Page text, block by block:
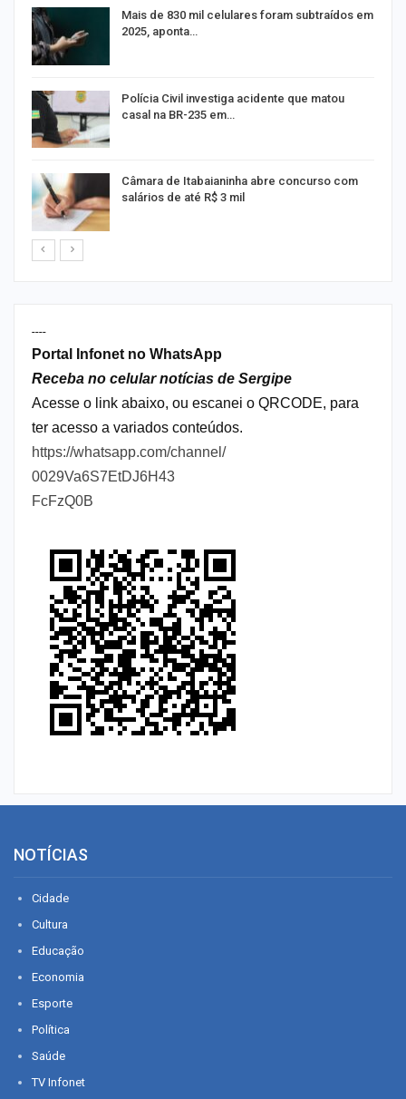
Mais de 830 mil celulares foram subtraídos em
2025, aponta…
Polícia Civil investiga acidente que matou
casal na BR-235 em…
Câmara de Itabaianinha abre concurso com
salários de até R$ 3 mil
----
Portal Infonet no WhatsApp
Receba no celular notícias de Sergipe
Acesse o link abaixo, ou escanei o QRCODE, para
ter acesso a variados conteúdos.
https://whatsapp.com/channel/
0029Va6S7EtDJ6H43
FcFzQ0B
NOTÍCIAS
Cidade
Cultura
Educação
Economia
Esporte
Política
Saúde
TV Infonet